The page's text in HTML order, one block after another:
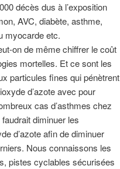
décès dus à l’exposition
AVC, diabète, asthme,
myocarde etc.
on de même chiffrer le coût
mortelles. Et ce sont les
particules fines qui pénètrent
d’azote avec pour
cas d’asthmes chez
diminuer les
d’azote afin de diminuer
Nous connaissons les
pistes cyclables sécurisées